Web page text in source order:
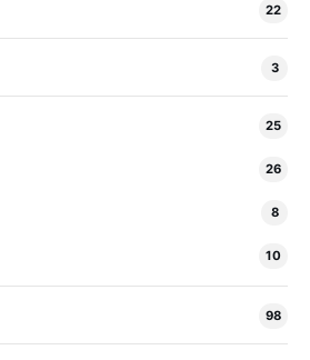
22
3
25
26
8
10
98